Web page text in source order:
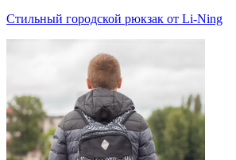
Стильный городской рюкзак от Li-Ning